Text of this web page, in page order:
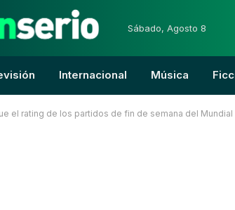
Sábado, Agosto 8
Internacional Música
el rating de los partidos de fin de semana del Mundial